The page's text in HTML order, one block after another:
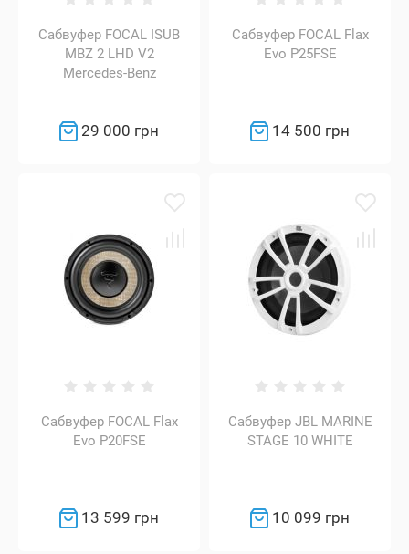
Сабвуфер FOCAL ISUB
MBZ 2 LHD V2
Mercedes-Benz
29 000 грн
Сабвуфер FOCAL Flax
Evo P25FSE
14 500 грн
Сабвуфер FOCAL Flax
Evo P20FSE
13 599 грн
Сабвуфер JBL MARINE
STAGE 10 WHITE
10 099 грн